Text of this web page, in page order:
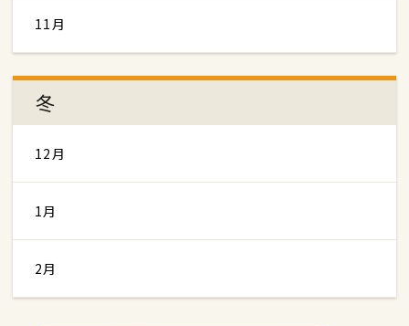
11月
冬
12月
1月
2月